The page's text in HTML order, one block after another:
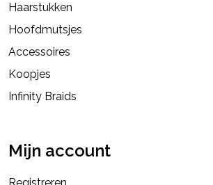
Haarstukken
Hoofdmutsjes
Accessoires
Koopjes
Infinity Braids
Mijn account